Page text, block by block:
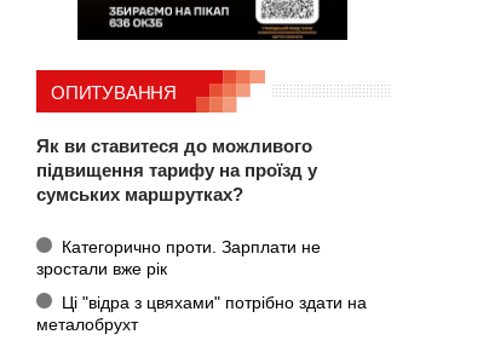
ОПИТУВАННЯ
Як ви ставитеся до можливого
підвищення тарифу на проїзд у
сумських маршрутках?
Категорично проти. Зарплати не
зростали вже рік
Ці "відра з цвяхами" потрібно здати на
металобрухт